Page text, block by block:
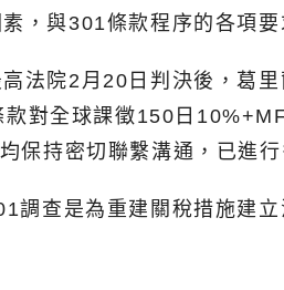
，與301條款程序的各項要
法院2月20日判決後，葛
款對全球課徵150日
保持密切聯繫溝通，已進
調查是為重建關稅措施建